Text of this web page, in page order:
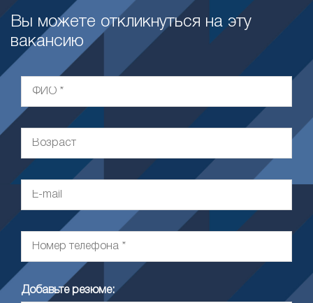
Вы можете откликнуться на эту
вакансию
Добавьте резюме: